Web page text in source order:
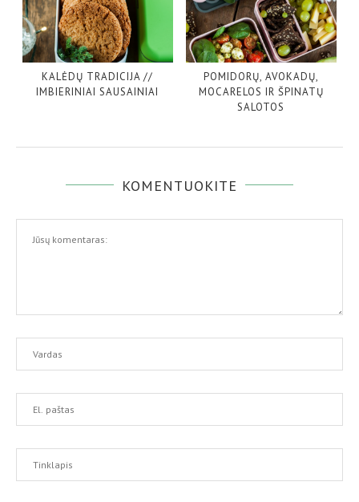
KALĖDŲ TRADICIJA //
IMBIERINIAI SAUSAINIAI
POMIDORŲ, AVOKADŲ,
MOCARELOS IR ŠPINATŲ
SALOTOS
KOMENTUOKITE